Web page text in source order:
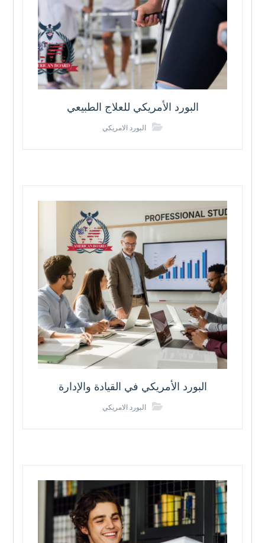
البورد الأمريكي للعلاج الطبيعي
البورد الامريكي
البورد الأمريكي في القيادة والإدارة
البورد الامريكي